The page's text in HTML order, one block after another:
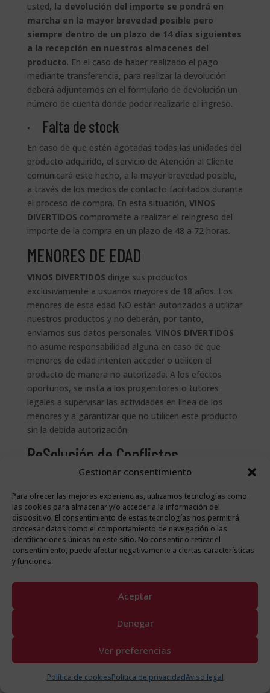
Gestionar consentimiento
Para ofrecer las mejores experiencias, utilizamos tecnologías como
las cookies para almacenar y/o acceder a la información del
dispositivo. El consentimiento de estas tecnologías nos permitirá
procesar datos como el comportamiento de navegación o las
identificaciones únicas en este sitio. No consentir o retirar el
consentimiento, puede afectar negativamente a ciertas características
y funciones.
Aceptar
Denegar
Ver preferencias
Política de cookiesPolítica de privacidadAviso legal
usted, la devolución del importe se pondrá en
marcha en la mayor brevedad posible pero
siempre dentro de un plazo de 14 días siguientes
a la recepción en nuestros almacenes del
producto. En el caso de haber realizado el pago
mediante transferencia, para realizar la devolución
deberá adjuntarnos en el formulario de devolución un
número de cuenta donde poder realizarle el ingreso.
· Falta de stock
En caso de que estén agotadas todas las unidades del
producto adquirido, el servicio de Atención al Cliente
comunicará este hecho, a la mayor brevedad posible,
a través de los medios de contacto facilitados durante
el proceso de compra. En esta situación, VINOS
DIVERTIDOS compromete a realizar el reingreso del
importe de la compra en un plazo de 48 a 72 horas.
MENORES DE EDAD
VINOS DIVERTIDOS dirige sus productos
exclusivamente a usuarios mayores de 18 años. Los
menores de esta edad NO están autorizados a utilizar
nuestros productos y no deberán, por tanto,
enviarnos sus datos personales. VINOS DIVERTIDOS
no asume responsabilidad alguna en caso de que
menores de edad intenten acceder o utilicen el
producto de manera no autorizada. A los efectos
oportunos, se insta a los progenitores o tutores
legales a supervisar las actividades en línea de los
menores y a garantizar que no utilicen este producto
sin la debida autorización.
ReSolución de Conflictos
Legislación aplicable y jurisdicción
La relación entreVINOS DIVERTIDOSy el Consumidor
y Usuario se regirá por la normativa española vigente.
De conformidad con lo dispuesto en el artículo 90.2
del TRLGDCU, todas las disputas y reclamaciones
derivadas de este aviso legal se resolverán por los
Juzgados y Tribunales del domicilio del consumidor.
Hojas de reclamaciones
garantizar la satisfacción de nuestros clientes y a
eficaz. Si en algún momento consideras que tus
derechos como consumidor no han sido respetados o
tienes alguna queja sobre nuestros productos o